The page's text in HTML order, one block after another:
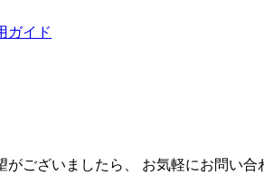
ガイド
ございましたら、 お気軽にお問い合